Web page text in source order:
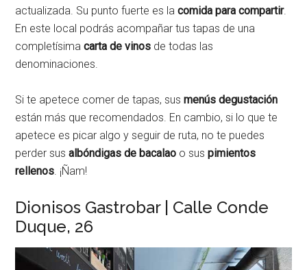
actualizada. Su punto fuerte es lacomida para compartir.
En este local podrás acompañar tus tapas de una
completísimacarta de vinos de todas las
denominaciones.
Si te apetece comer de tapas, susmenús degustación
están más que recomendados. En cambio, si lo que te
apetece es picar algo y seguir de ruta, no te puedes
perder susalbóndigas de bacalao o sus pimientos
rellenos ¡Ñam!
Dionisos Gastrobar | Calle Conde
Duque, 26